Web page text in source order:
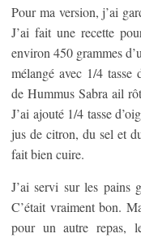
Pour ma version, j’ai
J’ai fait une recette
environ 450 grammes
mélangé avec 1/4 tasse
de Hummus Sabra ail
J’ai ajouté 1/4 tasse
jus de citron, du sel et
fait bien cuire.
J’ai servi sur les pains
C’était vraiment bon.
pour un autre repas,